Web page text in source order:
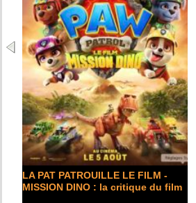
LA PAT PATROUILLE LE FILM -
MISSION DINO : la critique du film